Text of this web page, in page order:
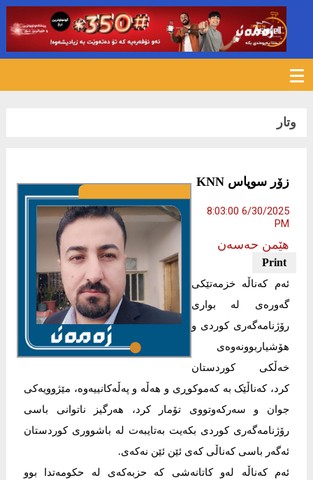
وتار
زۆر سوپاس KNN
6/30/2025 8:03:00
PM
هێمن حەسەن
ئەم کەناڵە خزمەتێکی
گەورەی لە بواری
رۆژنامەگەری کوردی و
هۆشیاربوونەوەی
خەڵکی کوردستان
کرد، کەناڵێک بە کەموکوڕی و هەڵە و پەڵەکانییەوە، مێژوویەکی
جوان و سەرکەوتووی تۆمار کرد، هەرگیز ناتوانی باسی
رۆژنامەگەری کوردی بکەیت بەتایبەت لە باشووری کوردستان
ئەگەر باسی کەناڵی کەی ئێن ئێن نەکەی.
ئەم کەناڵە لەو کاتانەشی کە حزبەکەی لە حکومەتدا بوو